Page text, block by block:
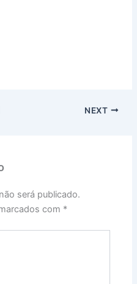
NEXT
será publicado.
com *